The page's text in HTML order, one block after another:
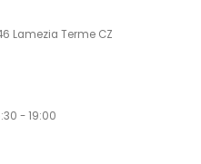
Lamezia Terme CZ
- 19:00